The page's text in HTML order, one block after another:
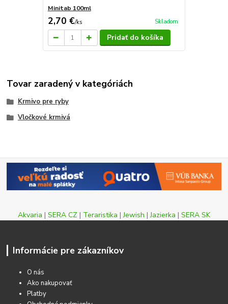
Minitab 100ml
2,70 €/ks Skladom
Pridať do košíka
Tovar zaradený v kategóriách
Krmivo pre ryby
Vločkové krmivá
Akvaria | SERA CZ | Teraristika |Jewish |Jazierka | SERA SK
Informácie pre zákazníkov
O nás
Ako nakupovať
Platby